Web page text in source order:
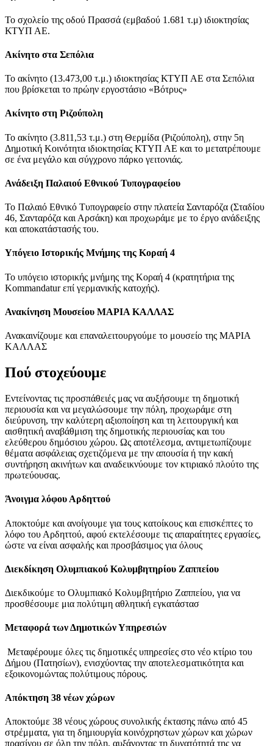
Το σχολείο της οδού Πρασσά (εμβαδού 1.681 τ.μ) ιδιοκτησίας
ΚΤΥΠ ΑΕ.
Ακίνητο στα Σεπόλια
Το ακίνητο (13.473,00 τ.μ.) ιδιοκτησίας ΚΤΥΠ ΑΕ στα Σεπόλια
που βρίσκεται το πρώην εργοστάσιο «Βότρυς»
Ακίνητο στη Ριζούπολη
Το ακίνητο (3.811,53 τ.μ.) στη Θερμίδα (Ριζούπολη), στην 5η
Δημοτική Κοινότητα ιδιοκτησίας ΚΤΥΠ ΑΕ και το μετατρέπουμε
σε ένα μεγάλο και σύγχρονο πάρκο γειτονιάς.
Ανάδειξη Παλαιού Εθνικού Τυπογραφείου
Το Παλαιό Εθνικό Τυπογραφείο στην πλατεία Σανταρόζα (Σταδίου
46, Σανταρόζα και Αρσάκη) και προχωράμε με το έργο ανάδειξης
και αποκατάστασής του.
Υπόγειο Ιστορικής Μνήμης της Κοραή 4
Το υπόγειο ιστορικής μνήμης της Κοραή 4 (κρατητήρια της
Kommandatur επί γερμανικής κατοχής).
Ανακίνηση Μουσείου ΜΑΡΙΑ ΚΑΛΛΑΣ
Ανακαινίζουμε και επαναλειτουργούμε το μουσείο της ΜΑΡΙΑ
ΚΑΛΛΑΣ
Πού στοχεύουμε
Εντείνοντας τις προσπάθειές μας να αυξήσουμε τη δημοτική
περιουσία και να μεγαλώσουμε την πόλη, προχωράμε στη
διεύρυνση, την καλύτερη αξιοποίηση και τη λειτουργική και
αισθητική αναβάθμιση της δημοτικής περιουσίας και του
ελεύθερου δημόσιου χώρου. Ως αποτέλεσμα, αντιμετωπίζουμε
θέματα ασφάλειας σχετιζόμενα με την απουσία ή την κακή
συντήρηση ακινήτων και αναδεικνύουμε τον κτιριακό πλούτο της
πρωτεύουσας.
Άνοιγμα λόφου Αρδηττού
Αποκτούμε και ανοίγουμε για τους κατοίκους και επισκέπτες το
λόφο του Αρδηττού, αφού εκτελέσουμε τις απαραίτητες εργασίες,
ώστε να είναι ασφαλής και προσβάσιμος για όλους
Διεκδίκηση Ολυμπιακού Κολυμβητηρίου Ζαππείου
Διεκδικούμε το Ολυμπιακό Κολυμβητήριο Ζαππείου, για να
προσθέσουμε μια πολύτιμη αθλητική εγκατάστασ
Μεταφορά των Δημοτικών Υπηρεσιών
Μεταφέρουμε όλες τις δημοτικές υπηρεσίες στο νέο κτίριο του
Δήμου (Πατησίων), ενισχύοντας την αποτελεσματικότητα και
εξοικονομώντας πολύτιμους πόρους.
Απόκτηση 38 νέων χώρων
Αποκτούμε 38 νέους χώρους συνολικής έκτασης πάνω από 45
στρέμματα, για τη δημιουργία κοινόχρηστων χώρων και χώρων
πρασίνου σε όλη την πόλη, αυξάνοντας τη δυνατότητά της να